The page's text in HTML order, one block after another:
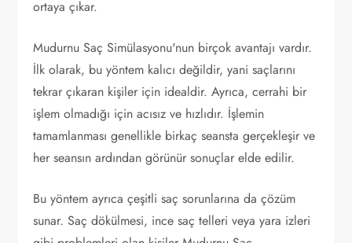
ortaya çıkar.
Mudurnu Saç Simülasyonu'nun birçok avantajı vardır.
İlk olarak, bu yöntem kalıcı değildir, yani saçlarını
tekrar çıkaran kişiler için idealdir. Ayrıca, cerrahi bir
işlem olmadığı için acısız ve hızlıdır. İşlemin
tamamlanması genellikle birkaç seansta gerçekleşir ve
her seansın ardından görünür sonuçlar elde edilir.
Bu yöntem ayrıca çeşitli saç sorunlarına da çözüm
sunar. Saç dökülmesi, ince saç telleri veya yara izleri